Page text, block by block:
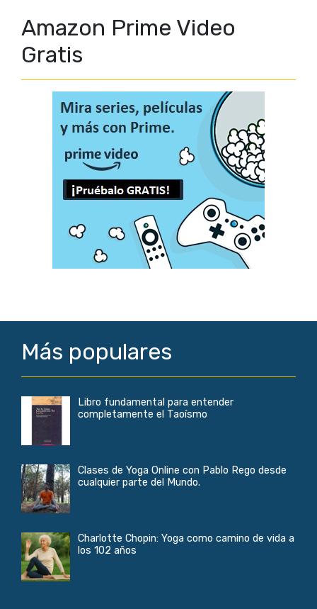
Amazon Prime Video
Gratis
Más populares
Libro fundamental para entender
completamente el Taoísmo
Clases de Yoga Online con Pablo Rego desde
cualquier parte del Mundo.
Charlotte Chopin: Yoga como camino de vida a
los 102 años